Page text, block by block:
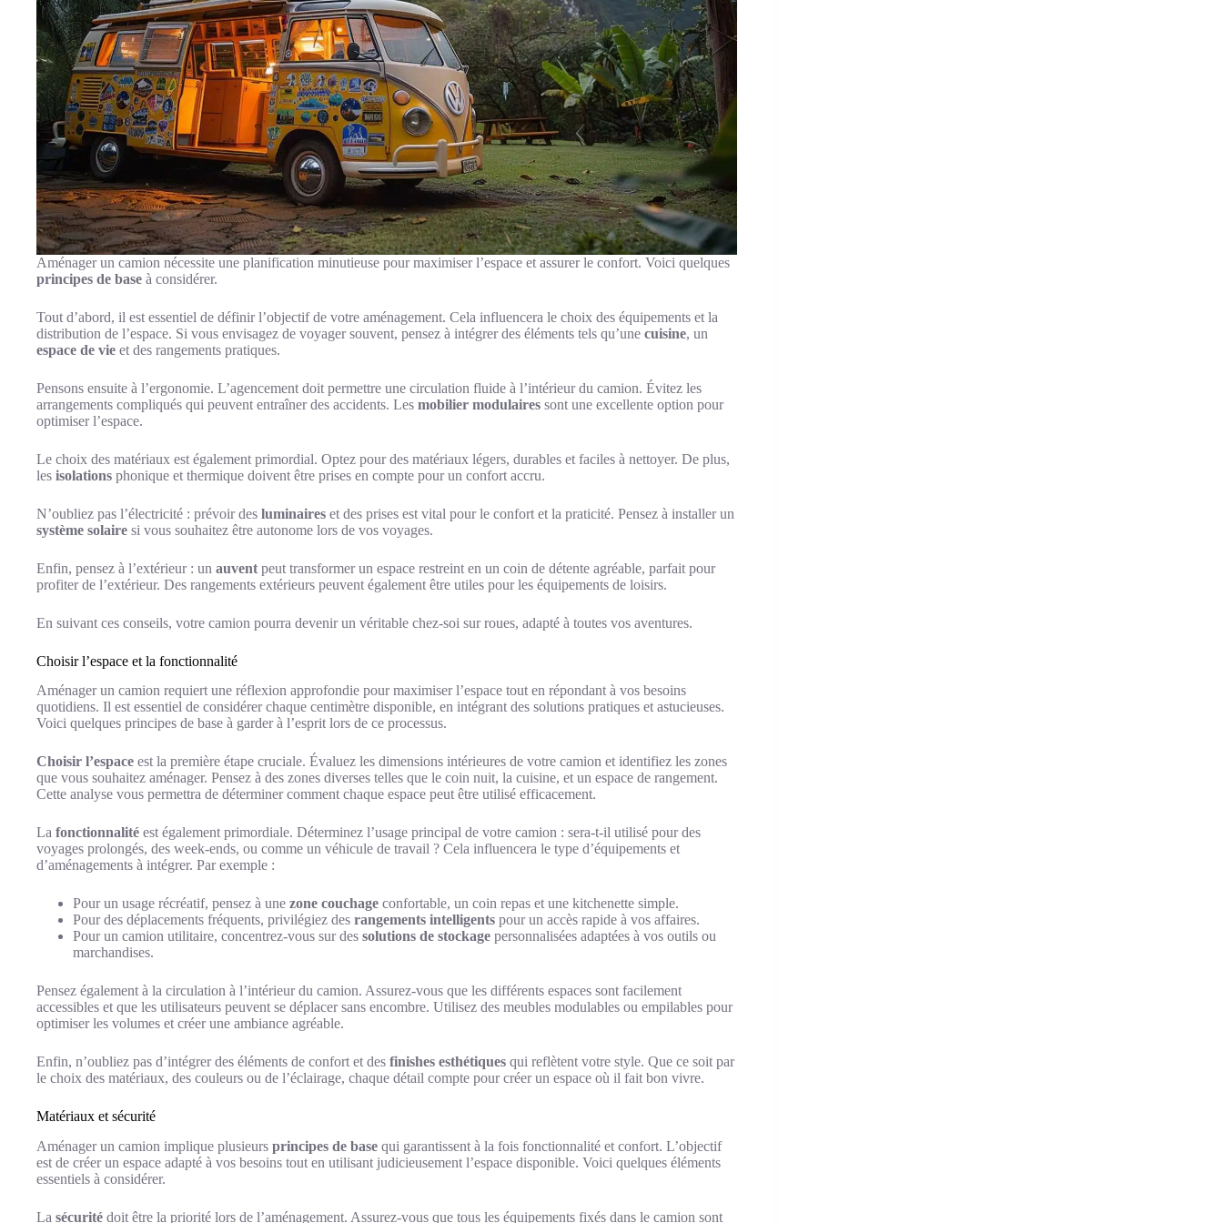
Aménager un camion nécessite une planification minutieuse pour maximiser l’espace et assurer le confort. Voici quelques
principes de base à considérer.
Tout d’abord, il est essentiel de définir l’objectif de votre aménagement. Cela influencera le choix des équipements et la
distribution de l’espace. Si vous envisagez de voyager souvent, pensez à intégrer des éléments tels qu’une cuisine, un
espace de vie et des rangements pratiques.
Pensons ensuite à l’ergonomie. L’agencement doit permettre une circulation fluide à l’intérieur du camion. Évitez les
arrangements compliqués qui peuvent entraîner des accidents. Les mobilier modulaires sont une excellente option pour
optimiser l’espace.
Le choix des matériaux est également primordial. Optez pour des matériaux légers, durables et faciles à nettoyer. De plus,
les isolations phonique et thermique doivent être prises en compte pour un confort accru.
N’oubliez pas l’électricité : prévoir des luminaires et des prises est vital pour le confort et la praticité. Pensez à installer un
système solaire si vous souhaitez être autonome lors de vos voyages.
Enfin, pensez à l’extérieur : un auvent peut transformer un espace restreint en un coin de détente agréable, parfait pour
profiter de l’extérieur. Des rangements extérieurs peuvent également être utiles pour les équipements de loisirs.
En suivant ces conseils, votre camion pourra devenir un véritable chez-soi sur roues, adapté à toutes vos aventures.
Choisir l’espace et la fonctionnalité
Aménager un camion requiert une réflexion approfondie pour maximiser l’espace tout en répondant à vos besoins
quotidiens. Il est essentiel de considérer chaque centimètre disponible, en intégrant des solutions pratiques et astucieuses.
Voici quelques principes de base à garder à l’esprit lors de ce processus.
Choisir l’espace est la première étape cruciale. Évaluez les dimensions intérieures de votre camion et identifiez les zones
que vous souhaitez aménager. Pensez à des zones diverses telles que le coin nuit, la cuisine, et un espace de rangement.
Cette analyse vous permettra de déterminer comment chaque espace peut être utilisé efficacement.
La fonctionnalité est également primordiale. Déterminez l’usage principal de votre camion : sera-t-il utilisé pour des
voyages prolongés, des week-ends, ou comme un véhicule de travail ? Cela influencera le type d’équipements et
d’aménagements à intégrer. Par exemple :
Pour un usage récréatif, pensez à une zone couchage confortable, un coin repas et une kitchenette simple.
Pour des déplacements fréquents, privilégiez des rangements intelligents pour un accès rapide à vos affaires.
Pour un camion utilitaire, concentrez-vous sur des solutions de stockage personnalisées adaptées à vos outils ou
marchandises.
Pensez également à la circulation à l’intérieur du camion. Assurez-vous que les différents espaces sont facilement
accessibles et que les utilisateurs peuvent se déplacer sans encombre. Utilisez des meubles modulables ou empilables pour
optimiser les volumes et créer une ambiance agréable.
Enfin, n’oubliez pas d’intégrer des éléments de confort et des finishes esthétiques qui reflètent votre style. Que ce soit par
le choix des matériaux, des couleurs ou de l’éclairage, chaque détail compte pour créer un espace où il fait bon vivre.
Matériaux et sécurité
Aménager un camion implique plusieurs principes de base qui garantissent à la fois fonctionnalité et confort. L’objectif
est de créer un espace adapté à vos besoins tout en utilisant judicieusement l’espace disponible. Voici quelques éléments
essentiels à considérer.
La sécurité doit être la priorité lors de l’aménagement. Assurez-vous que tous les équipements fixés dans le camion sont